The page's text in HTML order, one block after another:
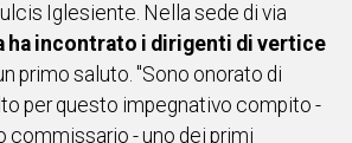
Iglesiente. Nella sede di via
ha incontrato i dirigenti di vertice
primo saluto. "Sono onorato di
per questo impegnativo compito -
commissario - uno dei primi